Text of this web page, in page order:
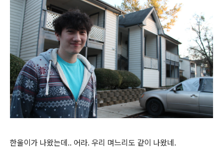
한울이가 나왔는데.. 어라. 우리 며느리도 같이 나왔네.